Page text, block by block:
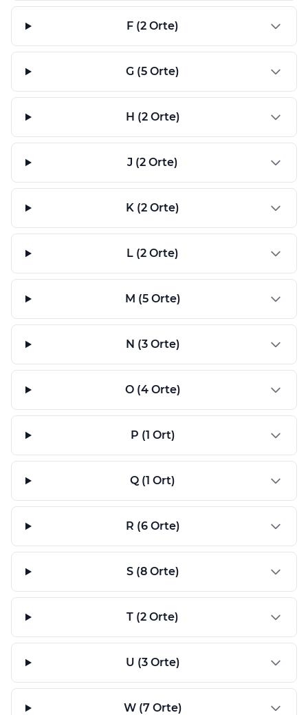
F (2 Orte)
G (5 Orte)
H (2 Orte)
J (2 Orte)
K (2 Orte)
L (2 Orte)
M (5 Orte)
N (3 Orte)
O (4 Orte)
P (1 Ort)
Q (1 Ort)
R (6 Orte)
S (8 Orte)
T (2 Orte)
U (3 Orte)
W (7 Orte)